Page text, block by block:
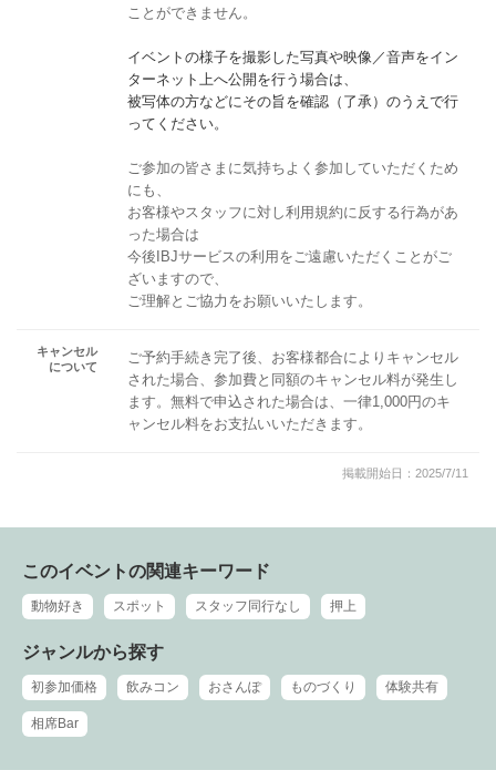
ことができません。
イベントの様子を撮影した写真や映像／音声をイン
ターネット上へ公開を行う場合は、
被写体の方などにその旨を確認（了承）のうえで行
ってください。
ご参加の皆さまに気持ちよく参加していただくため
にも、
お客様やスタッフに対し利用規約に反する行為があ
った場合は
今後IBJサービスの利用をご遠慮いただくことがご
ざいますので、
ご理解とご協力をお願いいたします。
キャンセル
について
ご予約手続き完了後、お客様都合によりキャンセル
された場合、参加費と同額のキャンセル料が発生し
ます。無料で申込された場合は、一律1,000円のキ
ャンセル料をお支払いいただきます。
掲載開始日：2025/7/11
このイベントの関連キーワード
動物好き スポット スタッフ同行なし 押上
ジャンルから探す
初参加価格 飲みコン おさんぽ ものづくり 体験共有
相席Bar